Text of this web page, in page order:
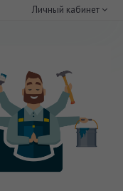
Личный кабинет